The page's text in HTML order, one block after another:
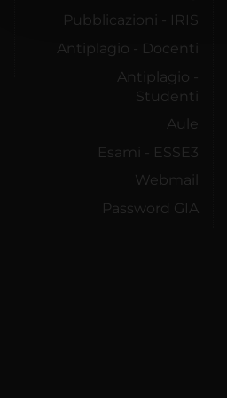
Pubblicazioni - IRIS
Antiplagio - Docenti
Antiplagio -
Studenti
Aule
Esami - ESSE3
Webmail
Password GIA